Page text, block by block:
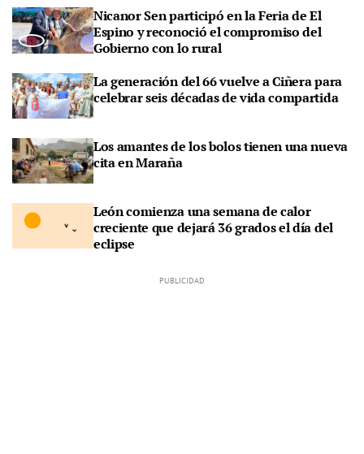
Nicanor Sen participó en la Feria de El
Espino y reconoció el compromiso del
Gobierno con lo rural
La generación del 66 vuelve a Ciñera para
celebrar seis décadas de vida compartida
Los amantes de los bolos tienen una nueva
cita en Maraña
León comienza una semana de calor
creciente que dejará 36 grados el día del
eclipse